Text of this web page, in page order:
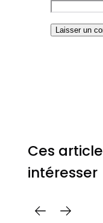
Ces
intéresser